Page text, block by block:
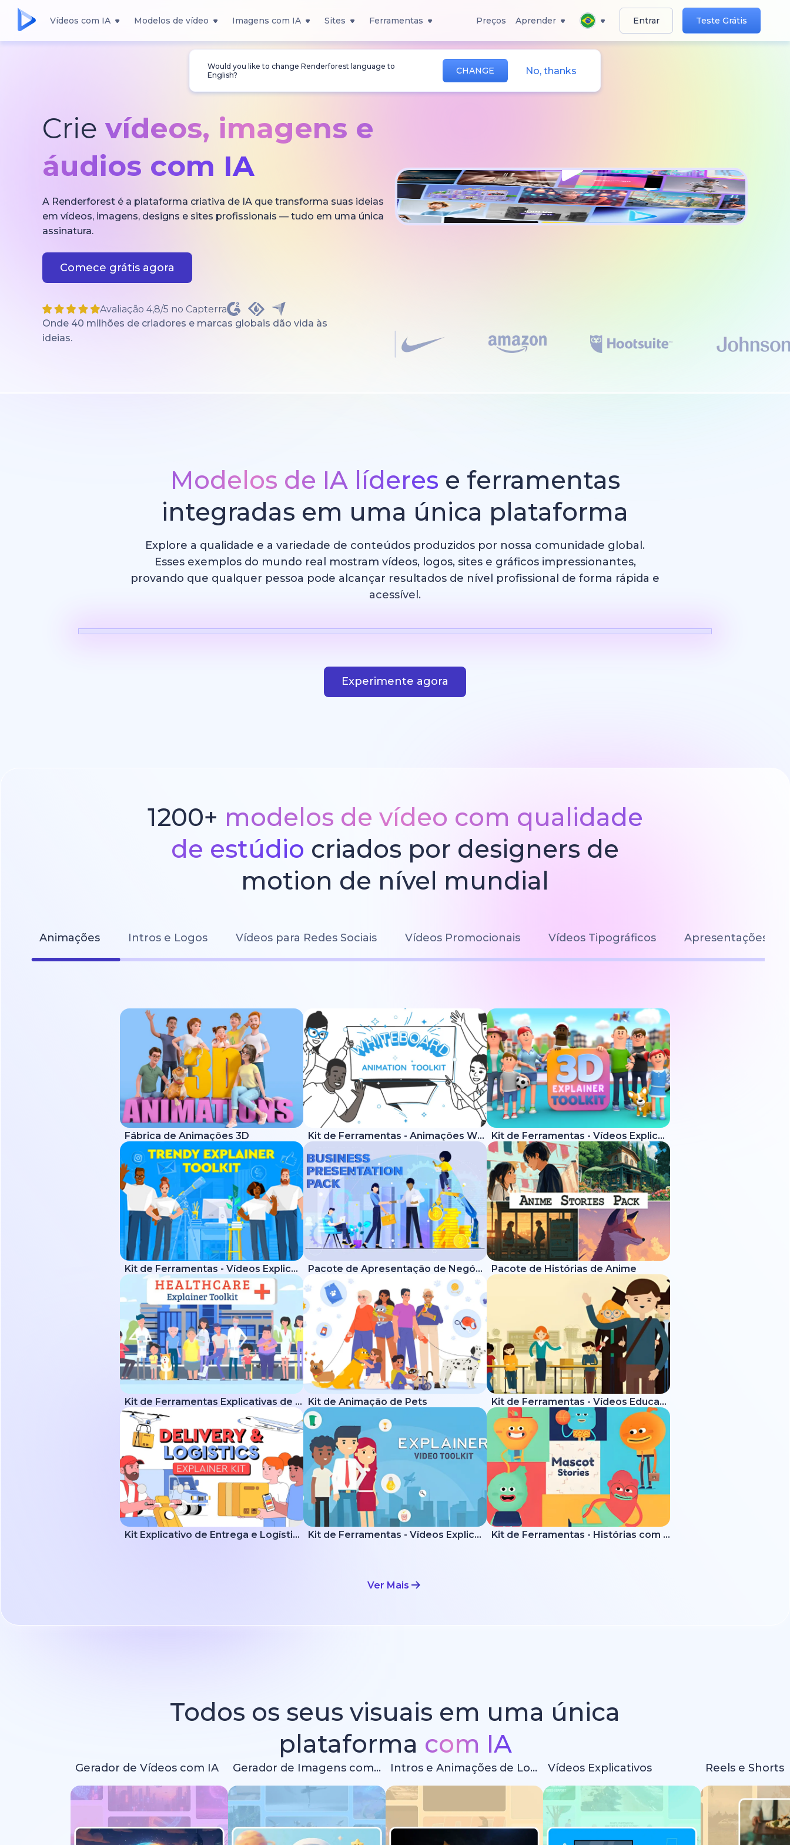
Vídeos com IA Modelos de vídeo Imagens com IA Sites Ferramentas Preços Aprender Entrar Teste Grátis
Would you like to change Renderforest language to
English?
CHANGE No, thanks
Crie vídeos, imagens e
áudios com IA
A Renderforest é a plataforma criativa de IA que transforma suas ideias
em vídeos, imagens, designs e sites profissionais — tudo em uma única
assinatura.
Comece grátis agora
Avaliação 4,8/5 no Capterra
Onde 40 milhões de criadores e marcas globais dão vida às
ideias.
Modelos de IA líderes e ferramentas
integradas em uma única plataforma
Explore a qualidade e a variedade de conteúdos produzidos por nossa comunidade global.
Esses exemplos do mundo real mostram vídeos, logos, sites e gráficos impressionantes,
provando que qualquer pessoa pode alcançar resultados de nível profissional de forma rápida e
acessível.
Experimente agora
1200+ modelos de vídeo com qualidade
de estúdio criados por designers de
motion de nível mundial
Animações Intros e Logos Vídeos para Redes Sociais Vídeos Promocionais Vídeos Tipográficos Apresentações de
Fábrica de Animações 3D Kit de Ferramentas - Animações Whiteboard Kit de Ferramentas - Vídeos Explicativos 3D
Kit de Ferramentas - Vídeos Explicativos Modernos Pacote de Apresentação de Negócios Pacote de Histórias de Anime
Kit de Ferramentas Explicativas de Saúde Kit de Animação de Pets Kit de Ferramentas - Vídeos Educativos
Kit Explicativo de Entrega e Logística Kit de Ferramentas - Vídeos Explicativos Kit de Ferramentas - Histórias com Mascotes
Ver Mais
Todos os seus visuais em uma única
plataforma com IA
Gerador de Vídeos com IA Gerador de Imagens com IA Intros e Animações de Logo Vídeos Explicativos Reels e Shorts